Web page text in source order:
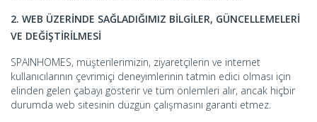
2. WEB ÜZERİNDE SAĞLADIĞIMIZ BİLGİLER, GÜNCELLEMELERİ
VE DEĞİŞTİRİLMESİ
SPAINHOMES, müşterilerimizin, ziyaretçilerin ve internet
kullanıcılarının çevrimiçi deneyimlerinin tatmin edici olması için
elinden gelen çabayı gösterir ve tüm önlemleri alır, ancak hiçbir
durumda web sitesinin düzgün çalışmasını garanti etmez.